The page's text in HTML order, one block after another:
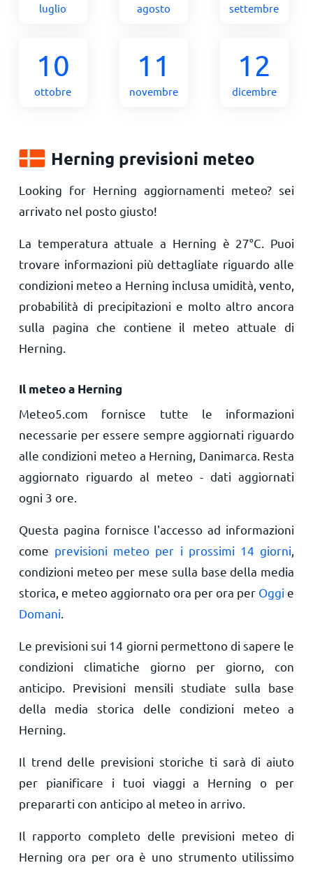
luglio agosto settembre
10
ottobre
11
novembre
12
dicembre
Herning previsioni meteo
Looking for Herning aggiornamenti meteo? sei
arrivato nel posto giusto!
La temperatura attuale a Herning è 27°C . Puoi
trovare informazioni più dettagliate riguardo alle
condizioni meteo a Herning inclusa umidità, vento,
probabilità di precipitazioni e molto altro ancora
sulla pagina che contiene il meteo attuale di
Herning.
Il meteo a Herning
Meteo5.com fornisce tutte le informazioni
necessarie per essere sempre aggiornati riguardo
alle condizioni meteo a Herning, Danimarca. Resta
aggiornato riguardo al meteo - dati aggiornati
ogni 3 ore.
Questa pagina fornisce l'accesso ad informazioni
come previsioni meteo per i prossimi 14 giorni
condizioni meteo per mese sulla base della media
storica, e meteo aggiornato ora per ora per Oggi e
Domani
Le previsioni sui 14 giorni permettono di sapere le
condizioni climatiche giorno per giorno, con
anticipo. Previsioni mensili studiate sulla base
della media storica delle condizioni meteo a
Herning.
Il trend delle previsioni storiche ti sarà di aiuto
per pianificare i tuoi viaggi a Herning o per
prepararti con anticipo al meteo in arrivo.
Il rapporto completo delle previsioni meteo di
Herning ora per ora è uno strumento utilissimo